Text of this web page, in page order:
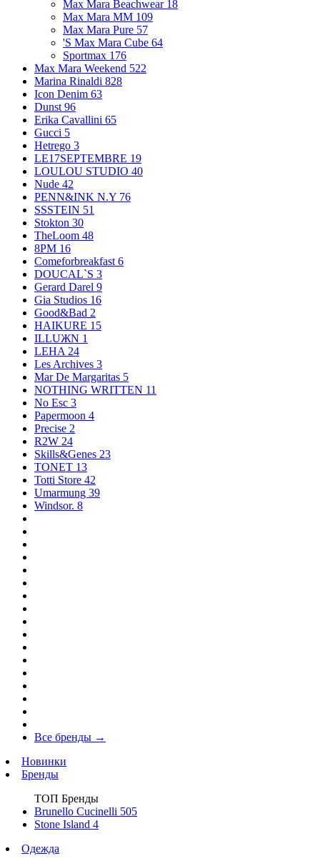
Max Mara Beachwear 18
Max Mara MM 109
Max Mara Pure 57
'S Max Mara Cube 64
Sportmax 176
Max Mara Weekend 522
Marina Rinaldi 828
Icon Denim 63
Dunst 96
Erika Cavallini 65
Gucci 5
Hetrego 3
LE17SEPTEMBRE 19
LOULOU STUDIO 40
Nude 42
PENN&INK N.Y 76
SSSTEIN 51
Stokton 30
TheLoom 48
8PM 16
Comeforbreakfast 6
DOUCAL`S 3
Gerard Darel 9
Gia Studios 16
Good&Bad 2
HAIKURE 15
ILLUЖN 1
LEHA 24
Les Archives 3
Mar De Margaritas 5
NOTHING WRITTEN 11
No Esc 3
Papermoon 4
Precise 2
R2W 24
Skills&Genes 23
TONET 13
Totti Store 42
Umarmung 39
Windsor. 8
Все бренды →
Новинки
Бренды
ТОП Бренды
Brunello Cucinelli 505
Stone Island 4
Одежда